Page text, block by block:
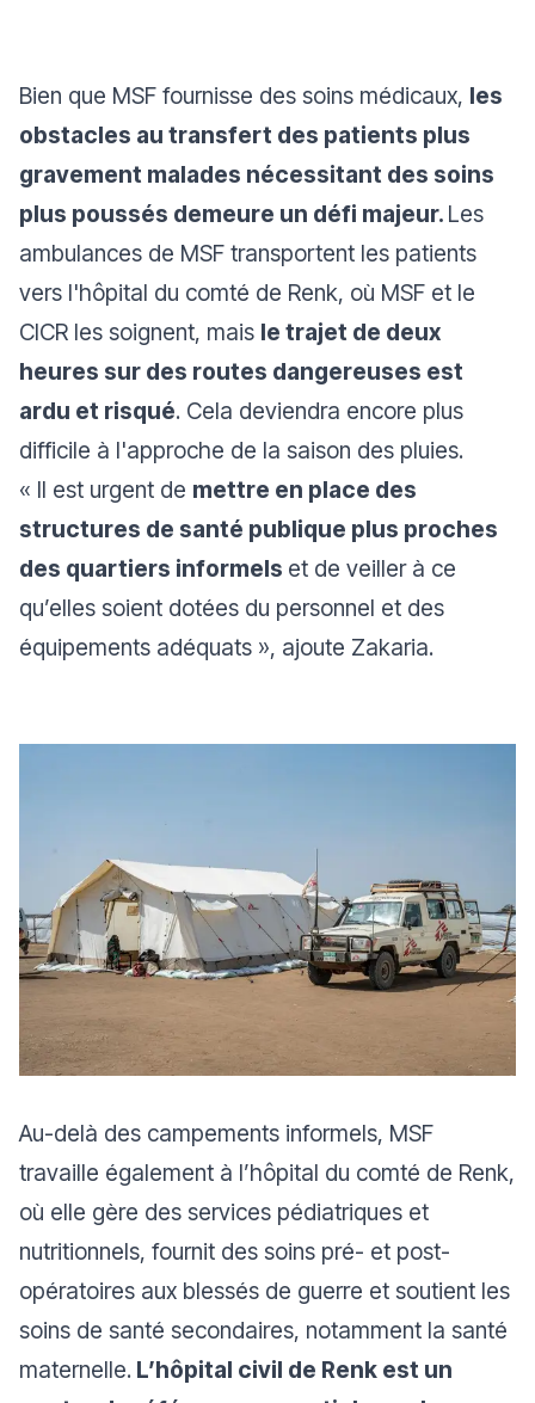
Bien que MSF fournisse des soins médicaux, les
obstacles au transfert des patients plus
gravement malades nécessitant des soins
plus poussés demeure un défi majeur. Les
ambulances de MSF transportent les patients
vers l'hôpital du comté de Renk, où MSF et le
CICR les soignent, mais le trajet de deux
heures sur des routes dangereuses est
ardu et risqué. Cela deviendra encore plus
difficile à l'approche de la saison des pluies.
« Il est urgent de mettre en place des
structures de santé publique plus proches
des quartiers informels et de veiller à ce
qu’elles soient dotées du personnel et des
équipements adéquats », ajoute Zakaria.
Au-delà des campements informels, MSF
travaille également à l’hôpital du comté de Renk,
où elle gère des services pédiatriques et
nutritionnels, fournit des soins pré- et post-
opératoires aux blessés de guerre et soutient les
soins de santé secondaires, notamment la santé
maternelle. L’hôpital civil de Renk est un